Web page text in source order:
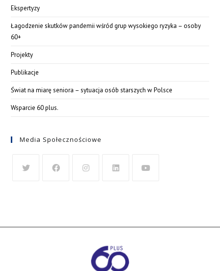
Ekspertyzy
Łagodzenie skutków pandemii wśród grup wysokiego ryzyka – osoby
60+
Projekty
Publikacje
Świat na miarę seniora – sytuacja osób starszych w Polsce
Wsparcie 60 plus.
Media Społecznościowe